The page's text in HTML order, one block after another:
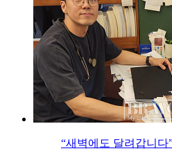
“새벽에도 달려갑니